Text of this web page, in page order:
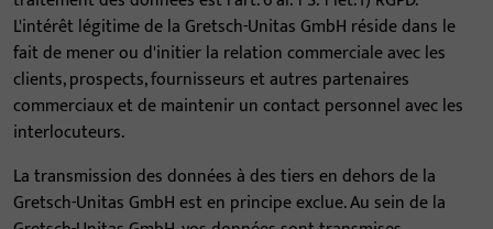
L'intérêt légitime de la Gretsch-Unitas GmbH réside dans le
fait de mener ou d'initier la relation commerciale avec les
clients, prospects, fournisseurs et autres partenaires
commerciaux et de maintenir un contact personnel avec les
interlocuteurs.
La transmission des données à des tiers en dehors de la
Gretsch-Unitas GmbH est en principe exclue. Au sein de la